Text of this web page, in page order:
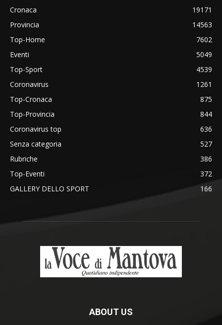
Cronaca
19171
Provincia
14563
Top-Home
7602
Eventi
5049
Top-Sport
4539
Coronavirus
1261
Top-Cronaca
875
Top-Provincia
844
Coronavirus top
636
Senza categoria
527
Rubriche
386
Top-Eventi
372
GALLERY DELLO SPORT
166
ABOUT US